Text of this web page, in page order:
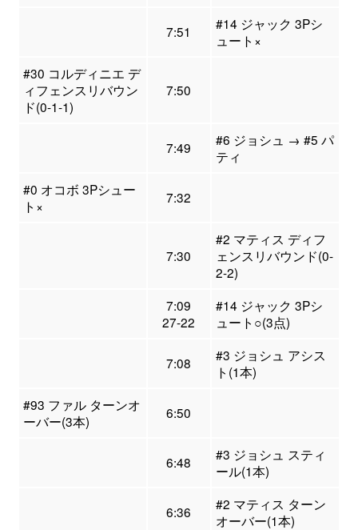
7:51
#14 ジャック 3Pシ
ュート×
#30 コルディニエ デ
ィフェンスリバウン
ド(0-1-1)
7:50
7:49
#6 ジョシュ → #5 パ
ティ
#0 オコボ 3Pシュー
ト×
7:32
7:30
#2 マティス ディフ
ェンスリバウンド(0-
2-2)
7:09
27-22
#14 ジャック 3Pシ
ュート○(3点)
7:08
#3 ジョシュ アシス
ト(1本)
#93 ファル ターンオ
ーバー(3本)
6:50
6:48
#3 ジョシュ スティ
ール(1本)
6:36
#2 マティス ターン
オーバー(1本)